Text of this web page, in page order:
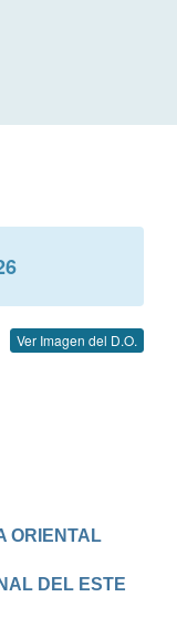
Ver Imagen del D.O.
ORIENTAL
DEL ESTE